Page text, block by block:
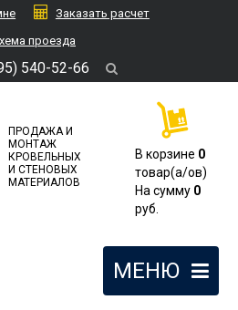
Заказать расчет
проезда
540-52-66
ПРОДАЖА И
МОНТАЖ
КРОВЕЛЬНЫХ
И СТЕНОВЫХ
МАТЕРИАЛОВ
В корзине 0
товар(a/ов)
На сумму 0
руб.
МЕНЮ